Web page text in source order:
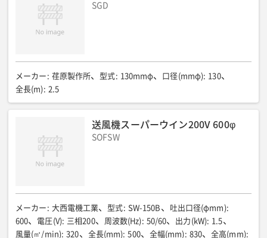
SGD
メーカー : 荏原製作所 型式: 130mmφ 口径(mmφ): 130
全長(m): 2.5
送風機スーパーウイン200V 600φ
SOFSW
メーカー : 大西電機工業 型式: SW-150B 吐出口径(φmm):
600
電圧(V): 三相200 周波数(Hz): 50/60 出力(kW): 1.5
風量(㎥/min): 320 全長(mm): 500 全幅(mm): 830 全高(mm):